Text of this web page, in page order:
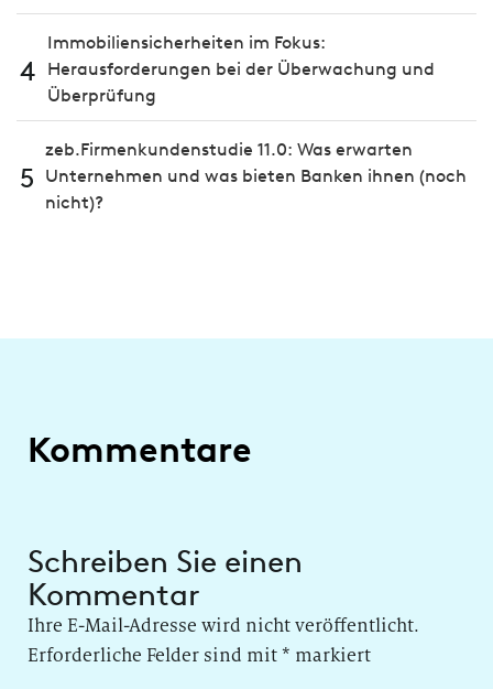
4
Immobiliensicherheiten im Fokus:
Herausforderungen bei der Überwachung und
Überprüfung
5
zeb.Firmenkundenstudie 11.0: Was erwarten
Unternehmen und was bieten Banken ihnen (noch
nicht)?
Kommentare
Schreiben Sie einen
Kommentar
Ihre E-Mail-Adresse wird nicht veröffentlicht.
Erforderliche Felder sind mit* markiert